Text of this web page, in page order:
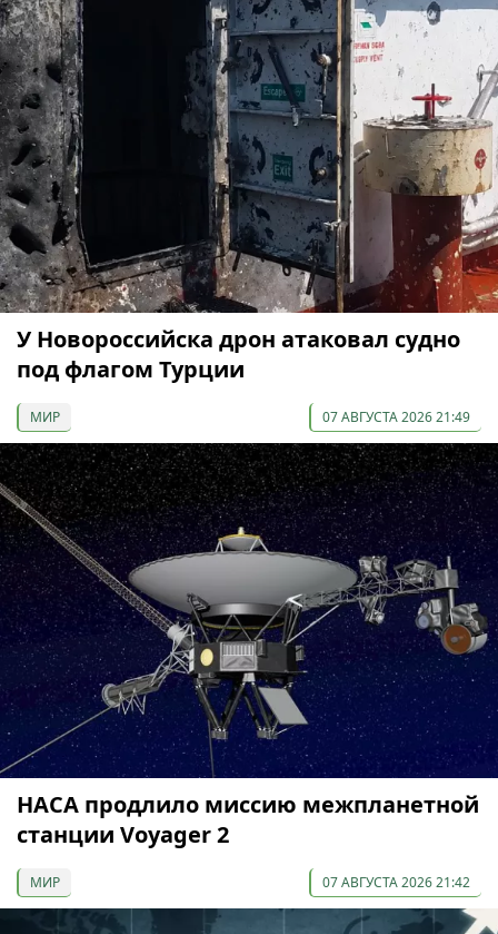
У Новороссийска дрон атаковал судно
под флагом Турции
МИР 07 АВГУСТА 2026 21:49
НАСА продлило миссию межпланетной
станции Voyager 2
МИР 07 АВГУСТА 2026 21:42